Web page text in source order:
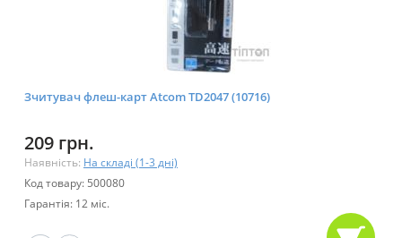
Зчитувач флеш-карт Atcom TD2047 (10716)
209 грн.
Наявність: На складі (1-3 дні)
Код товару: 500080
Гарантія: 12 міс.